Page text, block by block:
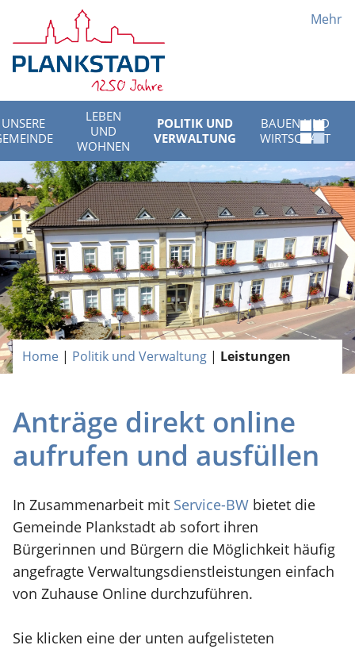
Mehr
UNSERE
LEBEN
UND
WOHNEN
POLITIK UND
VERWALTUNG
BAUEN UND
WIRTSCHAFT
Menü
öffnen
Home | Politik und Verwaltung | Leistungen
Anträge direkt online
aufrufen und ausfüllen
In Zusammenarbeit mit Service-BW bietet die
Gemeinde Plankstadt ab sofort ihren
Bürgerinnen und Bürgern die Möglichkeit häufig
angefragte Verwaltungsdienstleistungen einfach
von Zuhause Online durchzuführen.
Sie klicken eine der unten aufgelisteten